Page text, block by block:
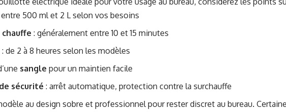
entre 500 ml et 2 L selon vos besoins
: généralement entre 10 et 15 minutes
: de 2 à 8 heures selon les modèles
sangle pour un maintien facile
sécurité : arrêt automatique, protection contre la surchauffe
au design sobre et professionnel pour rester discret au bureau.